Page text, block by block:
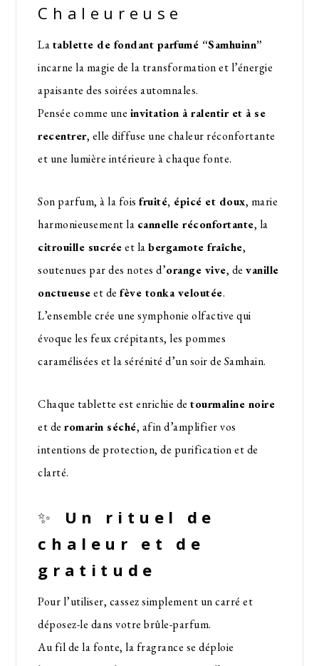
Chaleureuse
Latablette de fondant parfumé “Samhuinn”
incarne la magie de la transformation et l’énergie
apaisante des soirées automnales.
Pensée comme une invitation à ralentir et à se
recentrer, elle diffuse une chaleur réconfortante
et une lumière intérieure à chaque fonte.
Son parfum, à la foisfruité, épicé et doux, marie
harmonieusement la cannelle réconfortante, la
citrouille sucréeet labergamote fraîche,
soutenues par des notes d’orange vive, devanille
onctueuseet defève tonka veloutée.
L’ensemble crée une symphonie olfactive qui
évoque les feux crépitants, les pommes
caramélisées et la sérénité d’un soir de Samhain.
Chaque tablette est enrichie detourmaline noire
et deromarin séché, afin d’amplifier vos
intentions de protection, de purification et de
clarté.
✨ Un rituel de
chaleur et de
gratitude
Pour l’utiliser, cassez simplement un carré et
déposez-le dans votre brûle-parfum.
Au fil de la fonte, la fragrance se déploie